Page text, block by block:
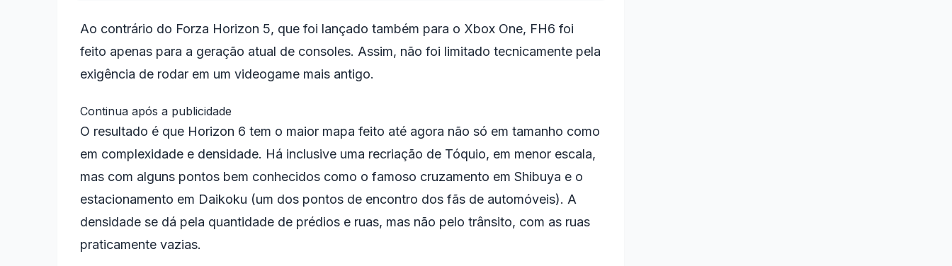
Ao contrário do Forza Horizon 5, que foi lançado também para o Xbox One, FH6 foi
feito apenas para a geração atual de consoles. Assim, não foi limitado tecnicamente pela
exigência de rodar em um videogame mais antigo.
Continua após a publicidade
O resultado é que Horizon 6 tem o maior mapa feito até agora não só em tamanho como
em complexidade e densidade. Há inclusive uma recriação de Tóquio, em menor escala,
mas com alguns pontos bem conhecidos como o famoso cruzamento em Shibuya e o
estacionamento em Daikoku (um dos pontos de encontro dos fãs de automóveis). A
densidade se dá pela quantidade de prédios e ruas, mas não pelo trânsito, com as ruas
praticamente vazias.